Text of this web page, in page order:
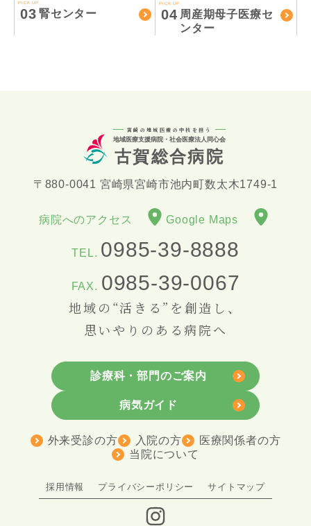
PICK UP
03 腎センター
PICK UP
04 周産期母子医療セ
ンター
宮崎の地域医療の中核を担う
地域医療支援病院・社会医療法人同心会
古賀総合病院
〒880-0041 宮崎県宮崎市池内町数太木1749-1
病院へのアクセス Google Maps
TEL. 0985-39-8888
FAX. 0985-39-0067
地域の“活きる”を創造し、
思いやりのある病院へ
診療科・部門のご案内
病気ガイド
外来受診の方 入院の方
医療関係者の方
当院について
採用情報 プライバシーポリシー サイトマップ